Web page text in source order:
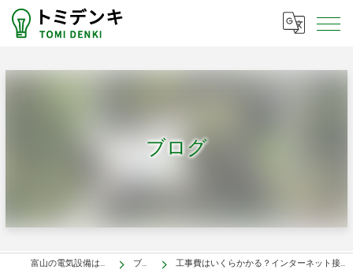
ブログ
富山の電気設備はトミデンキ ブログ 工事費はいくらかかる？インターネット接続工事の相場と対策